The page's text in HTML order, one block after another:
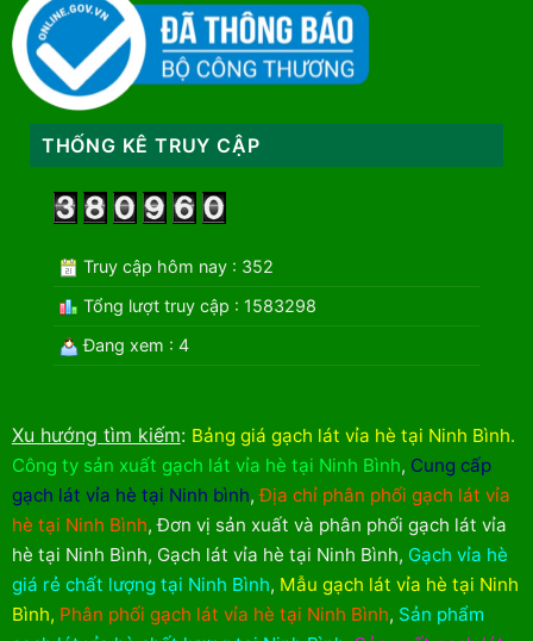
THỐNG KÊ TRUY CẬP
Truy cập hôm nay : 352
Tổng lượt truy cập : 1583298
Đang xem : 4
Xu hướng tìm kiếm: Bảng giá gạch lát vỉa hè tại Ninh Bình.
Công ty sản xuất gạch lát vỉa hè tại Ninh Bình, Cung cấp
gạch lát vỉa hè tại Ninh bình,Địa chỉ phân phối gạch lát vỉa
hè tại Ninh Bình,Đơn vị sản xuất và phân phối gạch lát vỉa
hè tại Ninh Bình, Gạch lát vỉa hè tại Ninh Bình, Gạch vỉa hè
giá rẻ chất lượng tại Ninh Bình, Mẫu gạch lát vỉa hè tại Ninh
Bình, Phân phối gạch lát vỉa hè tại Ninh Bình, Sản phẩm